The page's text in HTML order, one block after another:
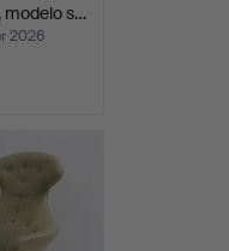
modelo s…
2026